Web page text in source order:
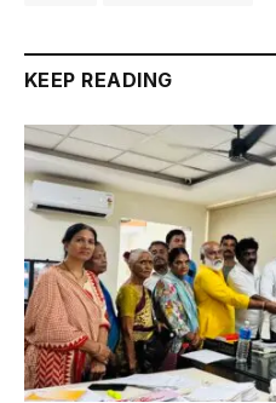
KEEP READING